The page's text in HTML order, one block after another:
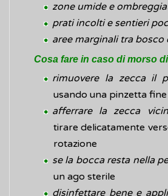
zone umide e
prati incolti e sentieri
aree marginali tra bosco
Cosa fare in caso di morso
rimuovere la zecca il
usando una pinzetta fine
afferrare la zecca
tirare delicatamente
rotazione
se la bocca resta nella
un ago sterile
disinfettare bene e